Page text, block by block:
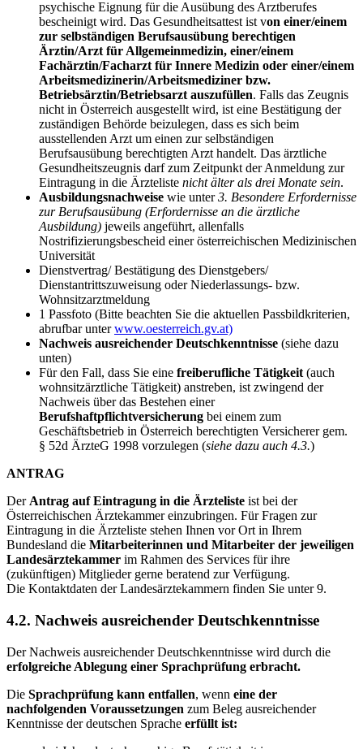
psychische Eignung für die Ausübung des Arztberufes
bescheinigt wird. Das Gesundheitsattest ist von einer/einem
zur selbständigen Berufsausübung berechtigen
Ärztin/Arzt für Allgemeinmedizin, einer/einem
Fachärztin/Facharzt für Innere Medizin oder einer/einem
Arbeitsmedizinerin/Arbeitsmediziner bzw.
Betriebsärztin/Betriebsarzt auszufüllen. Falls das Zeugnis
nicht in Österreich ausgestellt wird, ist eine Bestätigung der
zuständigen Behörde beizulegen, dass es sich beim
ausstellenden Arzt um einen zur selbständigen
Berufsausübung berechtigten Arzt handelt. Das ärztliche
Gesundheitszeugnis darf zum Zeitpunkt der Anmeldung zur
Eintragung in die Ärzteliste nicht älter als drei Monate sein.
Ausbildungsnachweise wie unter3. Besondere Erfordernisse
zur Berufsausübung (Erfordernisse an die ärztliche
Ausbildung) jeweils angeführt, allenfalls
Nostrifizierungsbescheid einer österreichischen Medizinischen
Universität
Dienstvertrag/ Bestätigung des Dienstgebers/
Dienstantrittszuweisung oder Niederlassungs- bzw.
Wohnsitzarztmeldung
1 Passfoto (Bitte beachten Sie die aktuellen Passbildkriterien,
abrufbar unterwww.oesterreich.gv.at)
Nachweis ausreichender Deutschkenntnisse (siehe dazu
unten)
Für den Fall, dass Sie eine freiberufliche Tätigkeit (auch
wohnsitzärztliche Tätigkeit) anstreben, ist zwingend der
Nachweis über das Bestehen einer
Berufshaftpflichtversicherung bei einem zum
Geschäftsbetrieb in Österreich berechtigten Versicherer gem.
§ 52d ÄrzteG 1998 vorzulegen (siehe dazu auch 4.3.)
ANTRAG
Der Antrag auf Eintragung in die Ärzteliste ist bei der
Österreichischen Ärztekammer einzubringen. Für Fragen zur
Eintragung in die Ärzteliste stehen Ihnen vor Ort in Ihrem
Bundesland die Mitarbeiterinnen und Mitarbeiter der jeweiligen
Landesärztekammer im Rahmen des Services für ihre
(zukünftigen) Mitglieder gerne beratend zur Verfügung.
Die Kontaktdaten der Landesärztekammern finden Sie unter 9.
4.2. Nachweis ausreichender Deutschkenntnisse
Der Nachweis ausreichender Deutschkenntnisse wird durch die
erfolgreiche Ablegung einer Sprachprüfung erbracht.
Die Sprachprüfung kann entfallen, wenn eine der
nachfolgenden Voraussetzungen zum Beleg ausreichender
Kenntnisse der deutschen Sprache erfüllt ist: